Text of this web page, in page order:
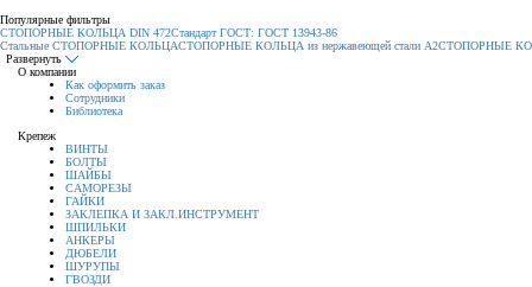
Популярные фильтры
СТОПОРНЫЕ КОЛЬЦА DIN 472Стандарт ГОСТ: ГОСТ 13943-86
Стальные СТОПОРНЫЕ КОЛЬЦАСТОПОРНЫЕ КОЛЬЦА из нержавеющей стали А2СТОПОРНЫЕ
Развернуть
О компании
Как оформить заказ
Сотрудники
Библиотека
Крепеж
ВИНТЫ
БОЛТЫ
ШАЙБЫ
САМОРЕЗЫ
ГАЙКИ
ЗАКЛЕПКА И ЗАКЛ.ИНСТРУМЕНТ
ШПИЛЬКИ
АНКЕРЫ
ДЮБЕЛИ
ШУРУПЫ
ГВОЗДИ